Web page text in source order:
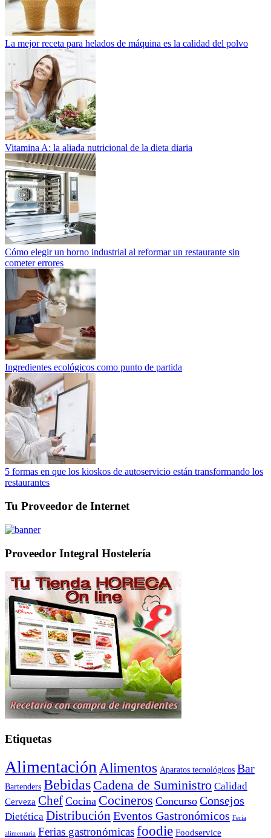
La mejor receta para helados de máquina es la calidad del polvo
Vitamina A: la aliada nutricional de la dieta diaria
Cómo elegir un horno industrial al reformar un restaurante sin
cometer errores
Ingredientes ecológicos como punto de partida
5 formas en que los kioskos de autoservicio están transformando los
restaurantes
Tu Proveedor de Internet
Proveedor Integral Hostelería
Etiquetas
Alimentación Alimentos Aparatos tecnológicos Bar
Bartenders Bebidas Cadena de Suministro Calidad
Cerveza Chef Cocina Cocineros Concurso Consejos
Dietética Distribución Eventos Gastronómicos Feria
alimentaria Ferias gastronómicasfoodie Foodservice